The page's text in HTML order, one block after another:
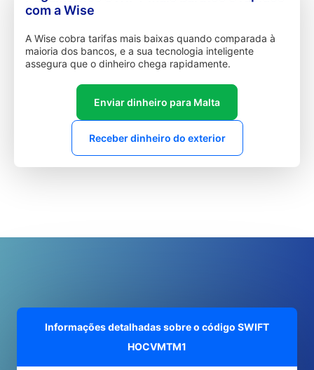
com a Wise
A Wise cobra tarifas mais baixas quando comparada à
maioria dos bancos, e a sua tecnologia inteligente
assegura que o dinheiro chega rapidamente.
Enviar dinheiro para Malta
Receber dinheiro do exterior
Informações detalhadas sobre o código SWIFT
HOCVMTM1